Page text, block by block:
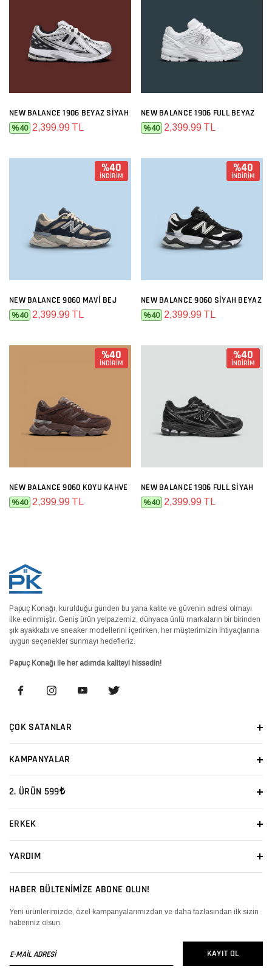
NEW BALANCE 1906 BEYAZ SIYAH
%40 2,399.99 TL
NEW BALANCE 1906 FULL BEYAZ
%40 2,399.99 TL
%40
İNDİRİM
NEW BALANCE 9060 MAVI BEJ
%40 2,399.99 TL
%40
İNDİRİM
NEW BALANCE 9060 SIYAH BEYAZ
%40 2,399.99 TL
%40
İNDİRİM
NEW BALANCE 9060 KOYU KAHVE
%40 2,399.99 TL
%40
İNDİRİM
NEW BALANCE 1906 FULL SIYAH
%40 2,399.99 TL
Papuç Konağı, kurulduğu günden bu yana kalite ve güvenin adresi olmayı
ilke edinmiştir. Geniş ürün yelpazemiz, dünyaca ünlü markaların bir birinden
şık ayakkabı ve sneaker modellerini içerirken, her müşterimizin ihtiyaçlarına
uygun seçenekler sunmayı hedefleriz.
Papuç Konağı ile her adımda kaliteyi hissedin!
ÇOK SATANLAR
KAMPANYALAR
2. ÜRÜN 599₺
ERKEK
YARDIM
HABER BÜLTENİMİZE ABONE OLUN!
Yeni ürünlerimizde, özel kampanyalarımızdan ve daha fazlasından ilk sizin
haberiniz olsun.
MAİL
KAYIT OL